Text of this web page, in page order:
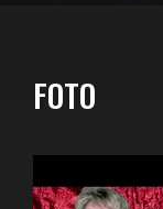
FOTO